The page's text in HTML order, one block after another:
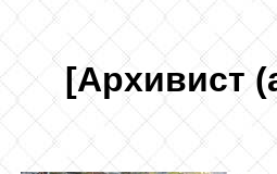
[Архивист